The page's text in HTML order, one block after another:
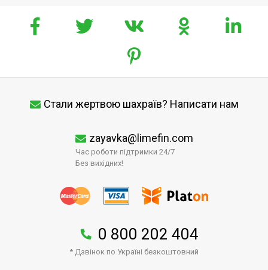
Стали жертвою шахраїв? Написати нам
zayavka@limefin.com
Час роботи підтримки 24/7
Без вихідних!
0 800 202 404
* Дзвінок по Україні безкоштовний